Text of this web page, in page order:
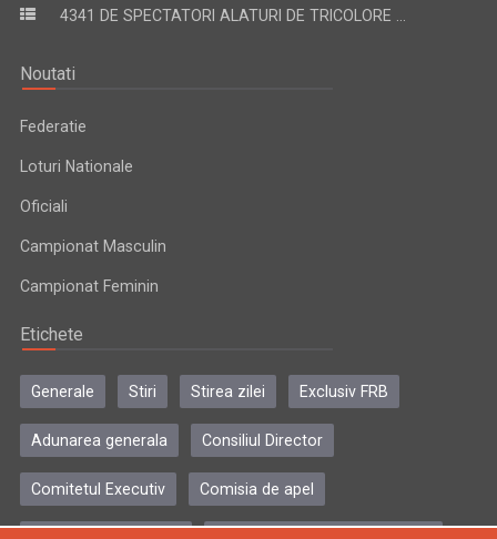
4341 DE SPECTATORI ALATURI DE TRICOLORE ...
Noutati
Federatie
Loturi Nationale
Oficiali
Campionat Masculin
Campionat Feminin
Etichete
Generale Stiri Stirea zilei Exclusiv FRB
Adunarea generala Consiliul Director
Comitetul Executiv Comisia de apel